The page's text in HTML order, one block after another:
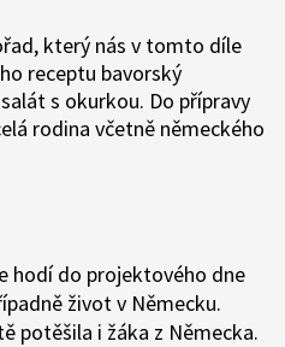
který nás v tomto díle
receptu bavorský
s okurkou. Do přípravy
rodina včetně německého
hodí do projektového dne
život v Německu.
potěšila i žáka z Německa.